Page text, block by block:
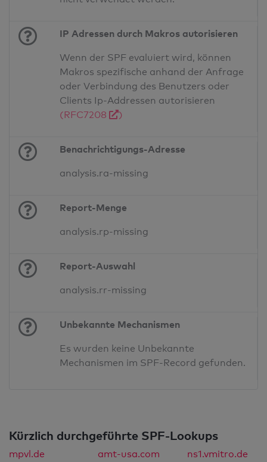
IP Adressen durch Makros autorisieren
Wenn der SPF evaluiert wird, können
Makros spezifische anhand der Anfrage
oder Verbindung des Benutzers oder
Clients Ip-Addressen autorisieren
(RFC7208
)
Benachrichtigungs-Adresse
analysis.ra-missing
Report-Menge
analysis.rp-missing
Report-Auswahl
analysis.rr-missing
Unbekannte Mechanismen
Es wurden keine Unbekannte
Mechanismen im SPF-Record gefunden.
Kürzlich durchgeführte SPF-Lookups
mpvl.de amt-usa.com
ns1.vmitro.de